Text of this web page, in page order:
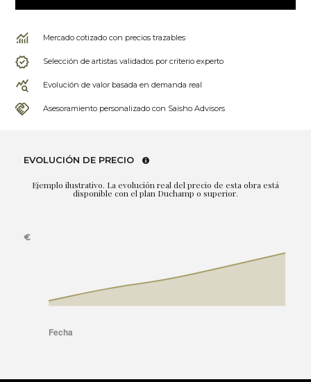
Mercado cotizado con precios trazables
Selección de artistas validados por criterio experto
Evolución de valor basada en demanda real
Asesoramiento personalizado con Saisho Advisors
EVOLUCIÓN DE PRECIO
Ejemplo ilustrativo. La evolución real del precio de esta obra está
disponible con el plan Duchamp o superior.